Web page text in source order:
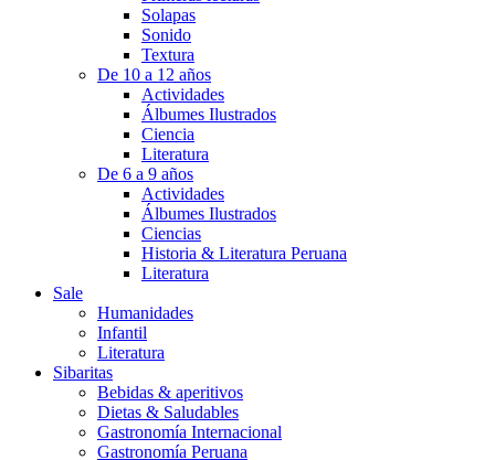
Solapas
Sonido
Textura
De 10 a 12 años
Actividades
Álbumes Ilustrados
Ciencia
Literatura
De 6 a 9 años
Actividades
Álbumes Ilustrados
Ciencias
Historia & Literatura Peruana
Literatura
Sale
Humanidades
Infantil
Literatura
Sibaritas
Bebidas & aperitivos
Dietas & Saludables
Gastronomía Internacional
Gastronomía Peruana